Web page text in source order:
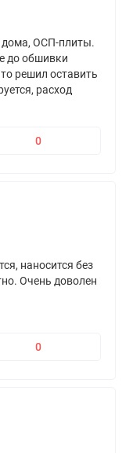
дома, ОСП-плиты.
до обшивки
решил оставить
расход
0
наносится без
Очень доволен
0